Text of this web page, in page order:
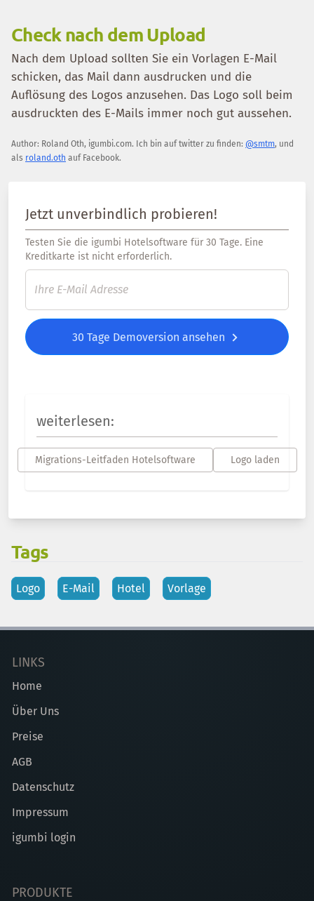
Check nach dem Upload
Nach dem Upload sollten Sie ein Vorlagen E-Mail
schicken, das Mail dann ausdrucken und die
Auflösung des Logos anzusehen. Das Logo soll beim
ausdruckten des E-Mails immer noch gut aussehen.
Author: Roland Oth, igumbi.com. Ich bin auf twitter zu finden: @smtm, und
als roland.oth auf Facebook.
Jetzt unverbindlich probieren!
Testen Sie die igumbi Hotelsoftware für 30 Tage. Eine
Kreditkarte ist nicht erforderlich.
30 Tage Demoversion ansehen
weiterlesen:
Migrations-Leitfaden Hotelsoftware Logo laden
Tags
Logo E-Mail Hotel Vorlage
LINKS
Home
Über Uns
Preise
AGB
Datenschutz
Impressum
igumbi login
PRODUKTE